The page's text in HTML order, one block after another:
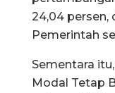
24,04 persen,
Pemerintah
Sementara
Modal Tetap